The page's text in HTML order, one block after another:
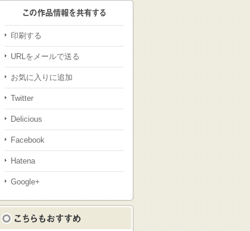
印刷する
URLをメールで送る
お気に入りに追加
Twitter
Delicious
Facebook
Hatena
Google+